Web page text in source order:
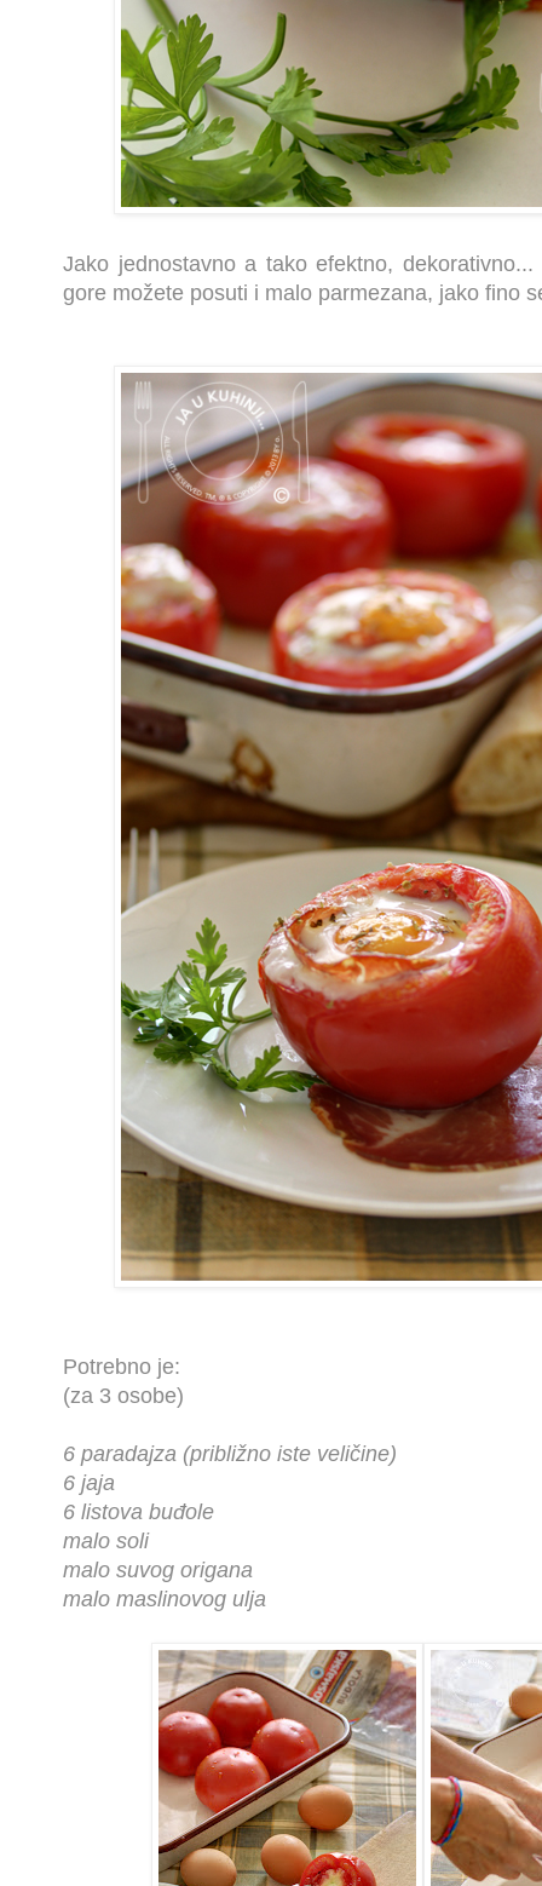
Jako jednostavno a tako efektno,
gore možete posuti i malo parmezana, jako fino
Potrebno je:
(za 3 osobe)
6 paradajza (približno iste veličine)
6 jaja
6 listova buđole
malo soli
malo suvog origana
malo maslinovog ulja